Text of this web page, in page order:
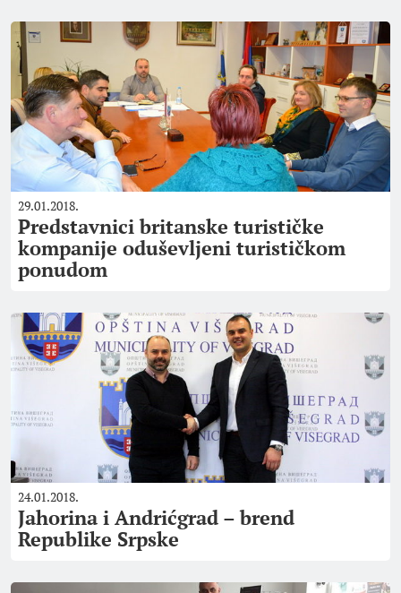
29.01.2018.
Predstavnici britanske turističke
kompanije oduševljeni turističkom
ponudom
24.01.2018.
Jahorina i Andrićgrad – brend
Republike Srpske